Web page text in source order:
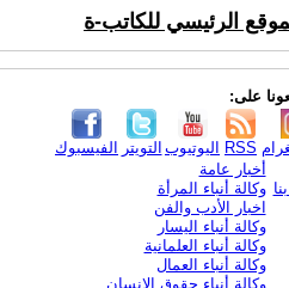
الرئيسي للكاتب-ة
على:
الفيسبوك التويتر اليوتيوب RSS
أخبار عامة
وكالة أنباء المرأة
اخبار الأدب والفن
وكالة أنباء اليسار
وكالة أنباء العلمانية
وكالة أنباء العمال
وكالة أنباء حقوق الإنسان